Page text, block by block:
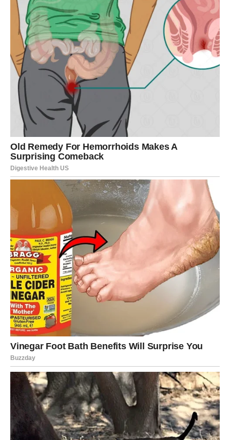
isto
Ostatak maja za vas neće biti običan period. Ovo je
vrijeme tokom kojeg biste mogli napraviti veliki korak
naprijed i ostaviti iza sebe sve ono što vas je dugo
opterećivalo.
Zvijezde vam poručuju da ne odustajete od svojih snova
jer vam dolaze dani tokom kojih biste mogli shvatiti da je
sreća mnogo bliže nego što mislite.